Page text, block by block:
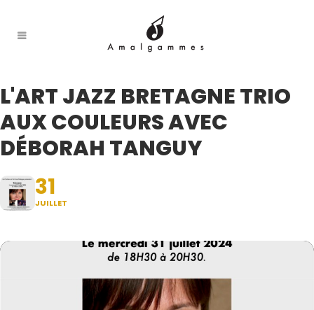
L'ART JAZZ BRETAGNE TRIO
AUX COULEURS AVEC
DÉBORAH TANGUY
31
JUILLET